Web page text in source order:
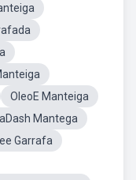
OleoE Manteiga
Mantega
Garrafa